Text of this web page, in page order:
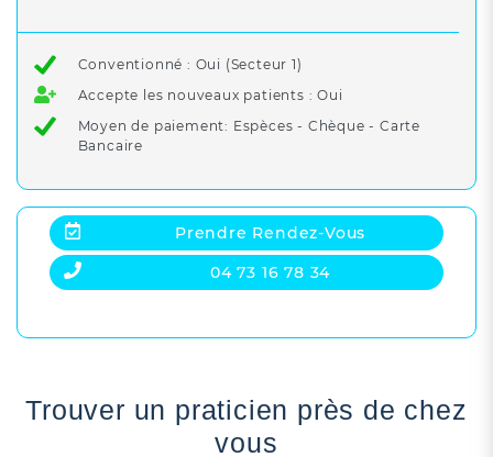
Conventionné : Oui (Secteur 1)
Accepte les nouveaux patients : Oui
Moyen de paiement: Espèces - Chèque - Carte
Bancaire
Prendre Rendez-Vous
04 73 16 78 34
Trouver un praticien près de chez
vous